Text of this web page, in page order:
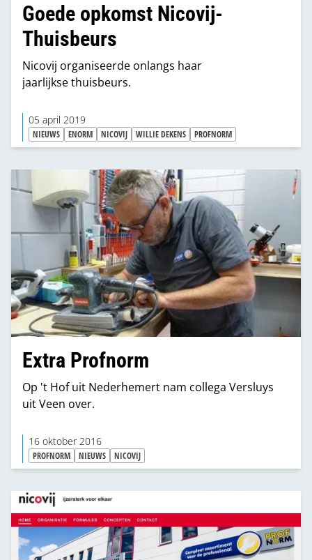
Goede opkomst Nicovij-
Thuisbeurs
Nicovij organiseerde onlangs haar
jaarlijkse thuisbeurs.
05 april 2019
NIEUWS ENORM NICOVIJ WILLIE DEKENS PROFNORM
Extra Profnorm
Op 't Hof uit Nederhemert nam collega Versluys
uit Veen over.
16 oktober 2016
PROFNORM NIEUWS NICOVIJ